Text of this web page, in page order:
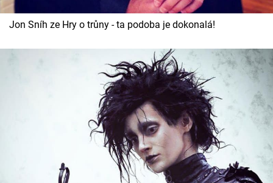
Jon Sníh ze Hry o trůny - ta podoba je dokonalá!